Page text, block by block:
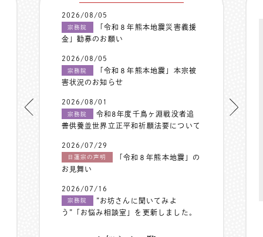
2026/08/05
宗務院
「令和８年熊本地震災害義援
金」勧募のお願い
2026/08/05
宗務院
「令和８年熊本地震」本宗被
害状況のお知らせ
2026/08/01
宗務院
令和8年度千鳥ヶ淵戦没者追
善供養並世界立正平和祈願法要について
2026/07/29
日蓮宗の声明
「令和８年熊本地震」の
お見舞い
2026/07/16
宗務院
”お坊さんに聞いてみよ
う”「お悩み相談室」を更新しました。